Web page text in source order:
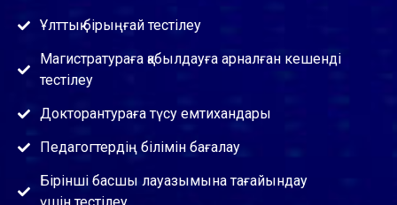
Ұлттық бірыңғай тестілеу
Магистратураға қабылдауға арналған кешенді
тестілеу
Докторантураға түсу емтихандары
Педагогтердің білімін бағалау
Бірінші басшы лауазымына тағайындау
үшін тестілеу